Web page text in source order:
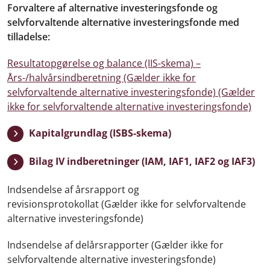
Forvaltere af alternative investeringsfonde og
selvforvaltende alternative investeringsfonde med
tilladelse:
Resultatopgørelse og balance (IIS-skema) –
Års-/halvårsindberetning (Gælder ikke for
selvforvaltende alternative investeringsfonde) (Gælder
ikke for selvforvaltende alternative investeringsfonde)
Kapitalgrundlag (ISBS-skema)
Bilag IV indberetninger (IAM, IAF1, IAF2 og IAF3)
Indsendelse af årsrapport og
revisionsprotokollat (Gælder ikke for selvforvaltende
alternative investeringsfonde)
Indsendelse af delårsrapporter (Gælder ikke for
selvforvaltende alternative investeringsfonde)